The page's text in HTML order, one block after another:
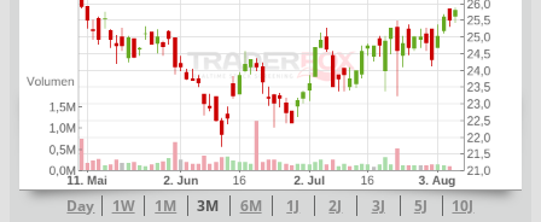
Day 1W 1M 3M 6M 1J 2J 3J 5J 10J